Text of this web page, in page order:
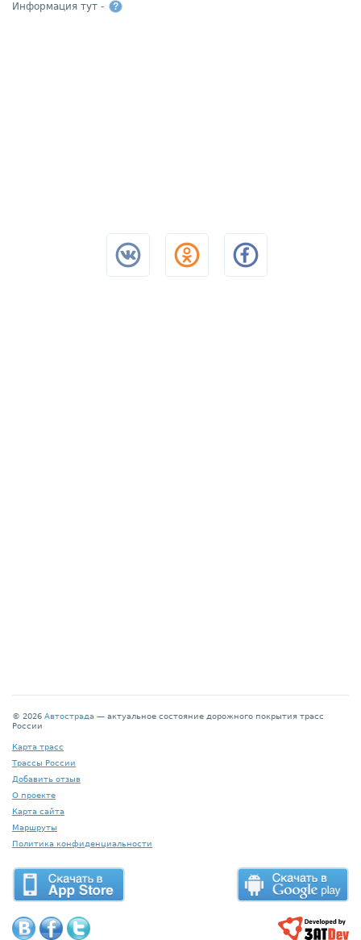
Информация тут -
?
© 2026 Автострада — актуальное состояние дорожного покрытия трасс
России
Карта трасс
Трассы России
Добавить отзыв
О проекте
Карта сайта
Маршруты
Политика конфиденциальности